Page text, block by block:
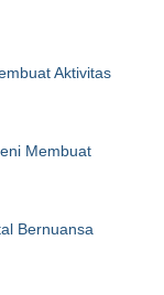
Aktivitas
Membuat
Bernuansa